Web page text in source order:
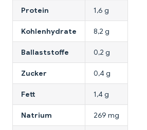
Protein 1,6 g
Kohlenhydrate 8,2 g
Ballaststoffe 0,2 g
Zucker 0,4 g
Fett 1,4 g
Natrium 269 mg